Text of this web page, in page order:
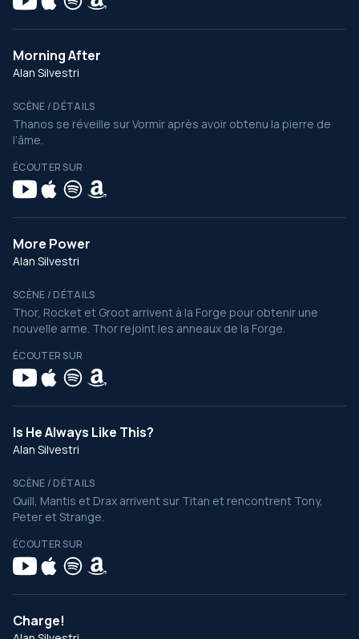
Morning After
Alan Silvestri
SCÈNE / DÉTAILS
Thanos se réveille sur Vormir après avoir obtenu la pierre de
l’âme.
ÉCOUTER SUR
More Power
Alan Silvestri
SCÈNE / DÉTAILS
Thor, Rocket et Groot arrivent à la Forge pour obtenir une
nouvelle arme. Thor rejoint les anneaux de la Forge.
ÉCOUTER SUR
Is He Always Like This?
Alan Silvestri
SCÈNE / DÉTAILS
Quill, Mantis et Drax arrivent sur Titan et rencontrent Tony,
Peter et Strange.
ÉCOUTER SUR
Charge!